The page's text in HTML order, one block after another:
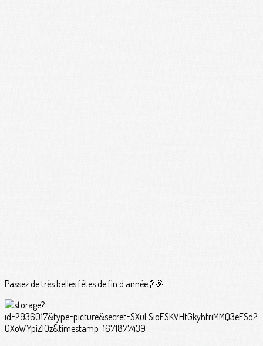
Passez de très belles fêtes de fin d année 🍾🎉